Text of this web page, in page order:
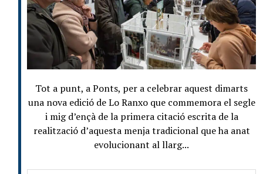
Tot a punt, a Ponts, per a celebrar aquest dimarts
una nova edició de Lo Ranxo que commemora el segle
i mig d’ençà de la primera citació escrita de la
realització d’aquesta menja tradicional que ha anat
evolucionant al llarg...